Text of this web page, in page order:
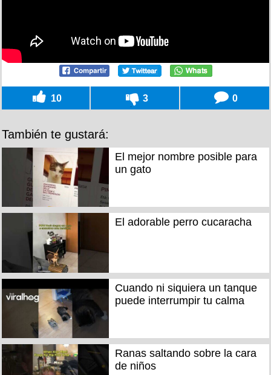
10 3 0
También te gustará:
El mejor nombre posible para
un gato
El adorable perro cucaracha
Cuando ni siquiera un tanque
puede interrumpir tu calma
Ranas saltando sobre la cara
de niños